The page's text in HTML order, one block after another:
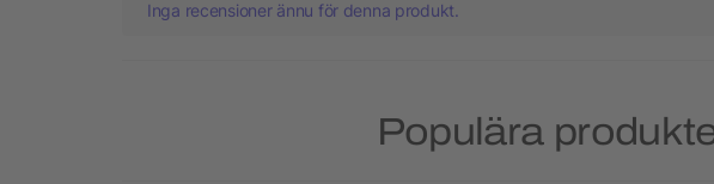
Inga recensioner ännu för denna produkt.
Populära